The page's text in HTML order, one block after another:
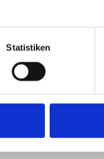
Statistiken